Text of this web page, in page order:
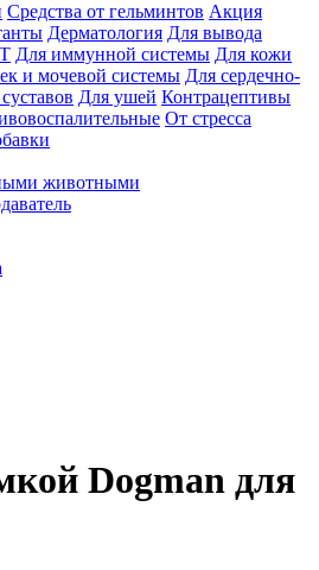
Средства от гельминтов Акция
Дерматология Для вывода
Для иммунной системы Для кожи
и мочевой системы Для сердечно-
Для ушей Контрацептивы
От стресса
животными
Dogman для